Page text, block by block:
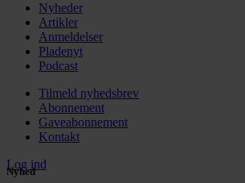
Nyheder
Artikler
Anmeldelser
Pladenyt
Podcast
Tilmeld nyhedsbrev
Abonnement
Gaveabonnement
Kontakt
Log ind
Nyhed